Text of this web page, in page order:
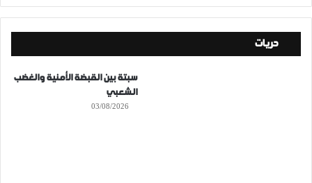
حريات
سبتة بين القبضة الأمنية والغضب
الشعبي
03/08/2026